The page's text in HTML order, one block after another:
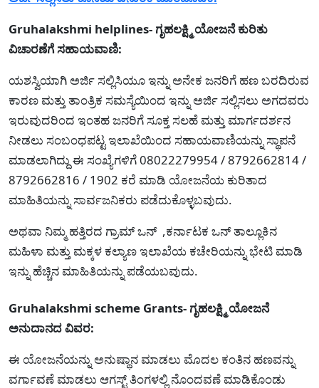
Gruhalakshmi helplines- ಗೃಹಲಕ್ಷ್ಮಿ ಯೋಜನೆ ಕುರಿತು
ವಿಚಾರಣೆಗೆ ಸಹಾಯವಾಣಿ:
ಯಶಸ್ವಿಯಾಗಿ ಅರ್ಜಿ ಸಲ್ಲಿಸಿಯೂ ಇನ್ನು ಅನೇಕ ಜನರಿಗೆ ಹಣ ಬರದಿರುವ
ಕಾರಣ ಮತ್ತು ತಾಂತ್ರಿಕ ಸಮಸ್ಯೆಯಿಂದ ಇನ್ನು ಅರ್ಜಿ ಸಲ್ಲಿಸಲು ಅಗದವರು
ಇರುವುದರಿಂದ ಇಂತಹ ಜನರಿಗೆ ಸೂಕ್ತ ಸಲಹೆ ಮತ್ತು ಮಾರ್ಗದರ್ಶನ
ನೀಡಲು ಸಂಬಂಧಪಟ್ಟ ಇಲಾಖೆಯಿಂದ ಸಹಾಯವಾಣಿಯನ್ನು ಸ್ಥಾಪನೆ
ಮಾಡಲಾಗಿದ್ದು ಈ ಸಂಖ್ಯೆಗಳಿಗೆ 08022279954 / 8792662814 /
8792662816 / 1902 ಕರೆ ಮಾಡಿ ಯೋಜನೆಯ ಕುರಿತಾದ
ಮಾಹಿತಿಯನ್ನು ಸಾರ್ವಜನಿಕರು ಪಡೆದುಕೊಳ್ಳಬವುದು.
ಅಥವಾ ನಿಮ್ಮ ಹತ್ತಿರದ ಗ್ರಾಮ್ ಒನ್ ,ಕರ್ನಾಟಕ ಒನ್ ತಾಲ್ಲೂಕಿನ
ಮಹಿಳಾ ಮತ್ತು ಮಕ್ಕಳ ಕಲ್ಯಾಣ ಇಲಾಖೆಯ ಕಚೇರಿಯನ್ನು ಭೇಟಿ ಮಾಡಿ
ಇನ್ನು ಹೆಚ್ಚಿನ ಮಾಹಿತಿಯನ್ನು ಪಡೆಯಬವುದು.
Gruhalakshmi scheme Grants- ಗೃಹಲಕ್ಷ್ಮಿ ಯೋಜನೆ
ಅನುದಾನದ ವಿವರ:
ಈ ಯೋಜನೆಯನ್ನು ಅನುಷ್ಥಾನ ಮಾಡಲು ಮೊದಲ ಕಂತಿನ ಹಣವನ್ನು
ವರ್ಗಾವಣೆ ಮಾಡಲು ಆಗಸ್ಟ್ ತಿಂಗಳಲ್ಲಿ ನೊಂದವಣೆ ಮಾಡಿಕೊಂಡು